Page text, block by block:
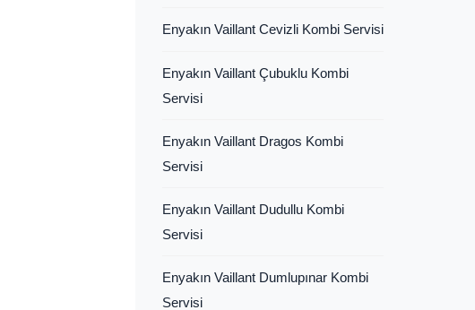
Enyakın Vaillant Cevizli Kombi Servisi
Enyakın Vaillant Çubuklu Kombi
Servisi
Enyakın Vaillant Dragos Kombi
Servisi
Enyakın Vaillant Dudullu Kombi
Servisi
Enyakın Vaillant Dumlupınar Kombi
Servisi